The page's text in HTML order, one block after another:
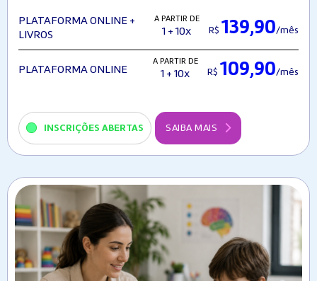
PLATAFORMA ONLINE +
LIVROS
A PARTIR DE
1 + 10x R$ 139,90/mês
PLATAFORMA ONLINE
A PARTIR DE
1 + 10x R$ 109,90/mês
INSCRIÇÕES ABERTAS SAIBA MAIS